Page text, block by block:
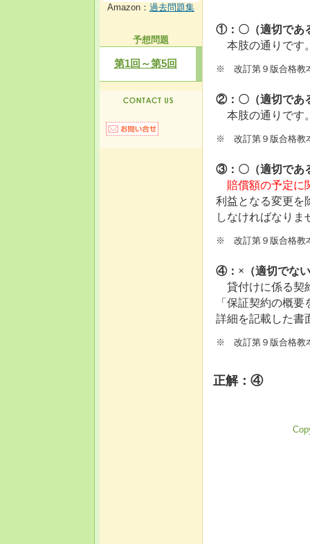
Amazon： 過去問題集
予想問題
第1回～第5回
①：〇（適切であ
本肢の通りです
※ 改訂第９版合格
②：〇（適切であ
本肢の通りです
※ 改訂第９版合格教
③：〇（適切であ
賠償額の予定に
利益となる変更を
しなければなりま
※ 改訂第９版合格教
④：×（適切でな
貸付けに係る契
「保証契約の概
詳細を記載した書
※ 改訂第９版合格教
正解：④